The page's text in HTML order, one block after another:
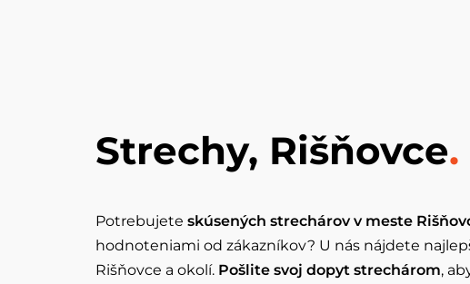
Strechy, Rišňovce.
Potrebujeteskúsených strechárov v meste
hodnoteniami od zákazníkov? U nás nájdete
Rišňovce a okolí. Pošlite svoj dopyt strechárom,